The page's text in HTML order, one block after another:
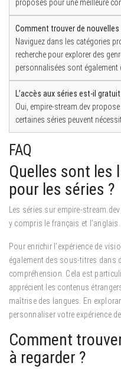
proposés pour une meilleure
Comment trouver de nouvelles
Naviguez dans les catégories
recherche pour explorer des
personnalisées sont également
L’accès aux séries est-il gratuit
Oui, empire-stream.dev
certaines séries peuvent
FAQ
Quelles sont les
pour les séries ?
Les séries sur empire-
y compris le français et l’anglais.
Pour enrichir l’expérience de
également des sous-titres dans
compréhension. Cela est
apprécient les contenus
maîtrise des langues. En
personnaliser votre expérience
Comment
à regarder ?